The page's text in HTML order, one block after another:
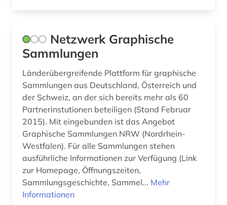
bibliographie (5)
bibliothek (13)
bibliothek der hansestadt lübeck (1)
bibliotheksbau (1)
bibliotheksbestand (1)
bibliotheksgeschichte (1)
bibliothekswesen (1)
big data (1)
Netzwerk Graphische
Sammlungen
Länderübergreifende Plattform für graphische
Sammlungen aus Deutschland, Österreich und
der Schweiz, an der sich bereits mehr als 60
Partnerinstutionen beteiligen (Stand Februar
2015). Mit eingebunden ist das Angebot
Graphische Sammlungen NRW (Nordrhein-
Westfalen). Für alle Sammlungen stehen
ausführliche Informationen zur Verfügung (Link
zur Homepage, Öffnungszeiten,
Sammlungsgeschichte, Sammel... Mehr
Informationen